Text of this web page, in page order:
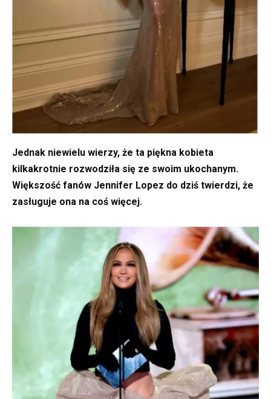
Jednak niewielu wierzy, że ta piękna kobieta
kilkakrotnie rozwodziła się ze swoim ukochanym.
Większość fanów Jennifer Lopez do dziś twierdzi, że
zasługuje ona na coś więcej.